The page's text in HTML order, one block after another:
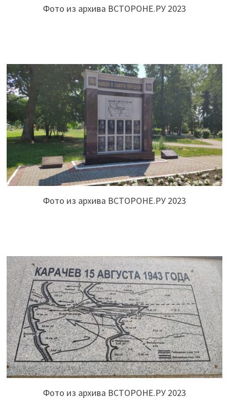
Фото из архива ВСТОРОНЕ.РУ 2023
Фото из архива ВСТОРОНЕ.РУ 2023
Фото из архива ВСТОРОНЕ.РУ 2023